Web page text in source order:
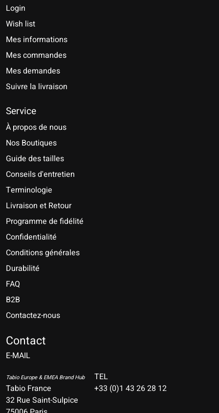
Login
Wish list
Mes informations
Mes commandes
Mes demandes
Suivre la livraison
Service
À propos de nous
Nos Boutiques
Guide des tailles
Conseils d'entretien
Terminologie
Livraison et Retour
Programme de fidélité
Confidentialité
Conditions générales
Durabilité
FAQ
B2B
Contactez-nous
Contact
E-MAIL
Tabio Europe & EMEA Brand Hub
Tabio France
32 Rue Saint-Sulpice
TEL
+33 (0)1 43 26 28 12